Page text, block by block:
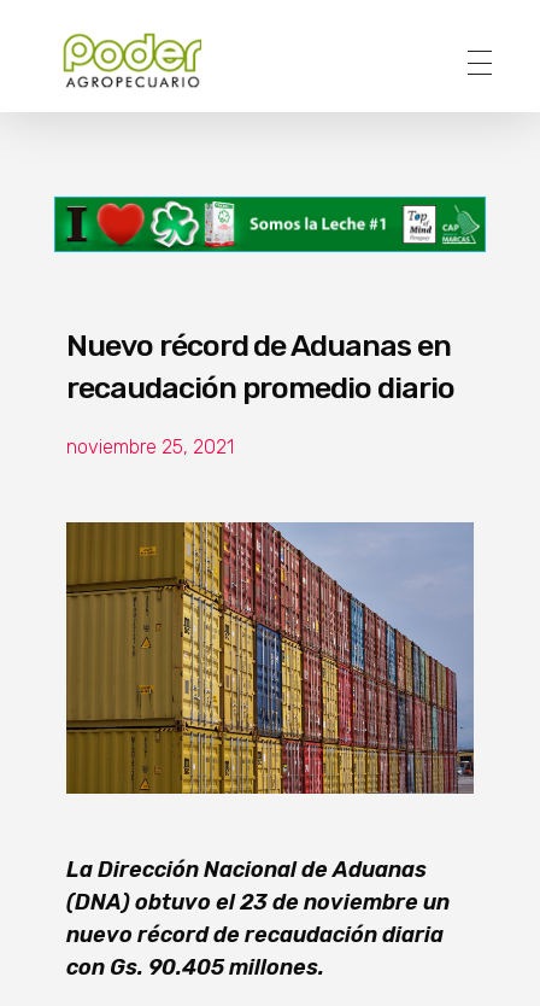
Nuevo récord de Aduanas en
recaudación promedio diario
noviembre 25, 2021
La Dirección Nacional de Aduanas
(DNA) obtuvo el 23 de noviembre un
nuevo récord de recaudación diaria
con Gs. 90.405 millones.